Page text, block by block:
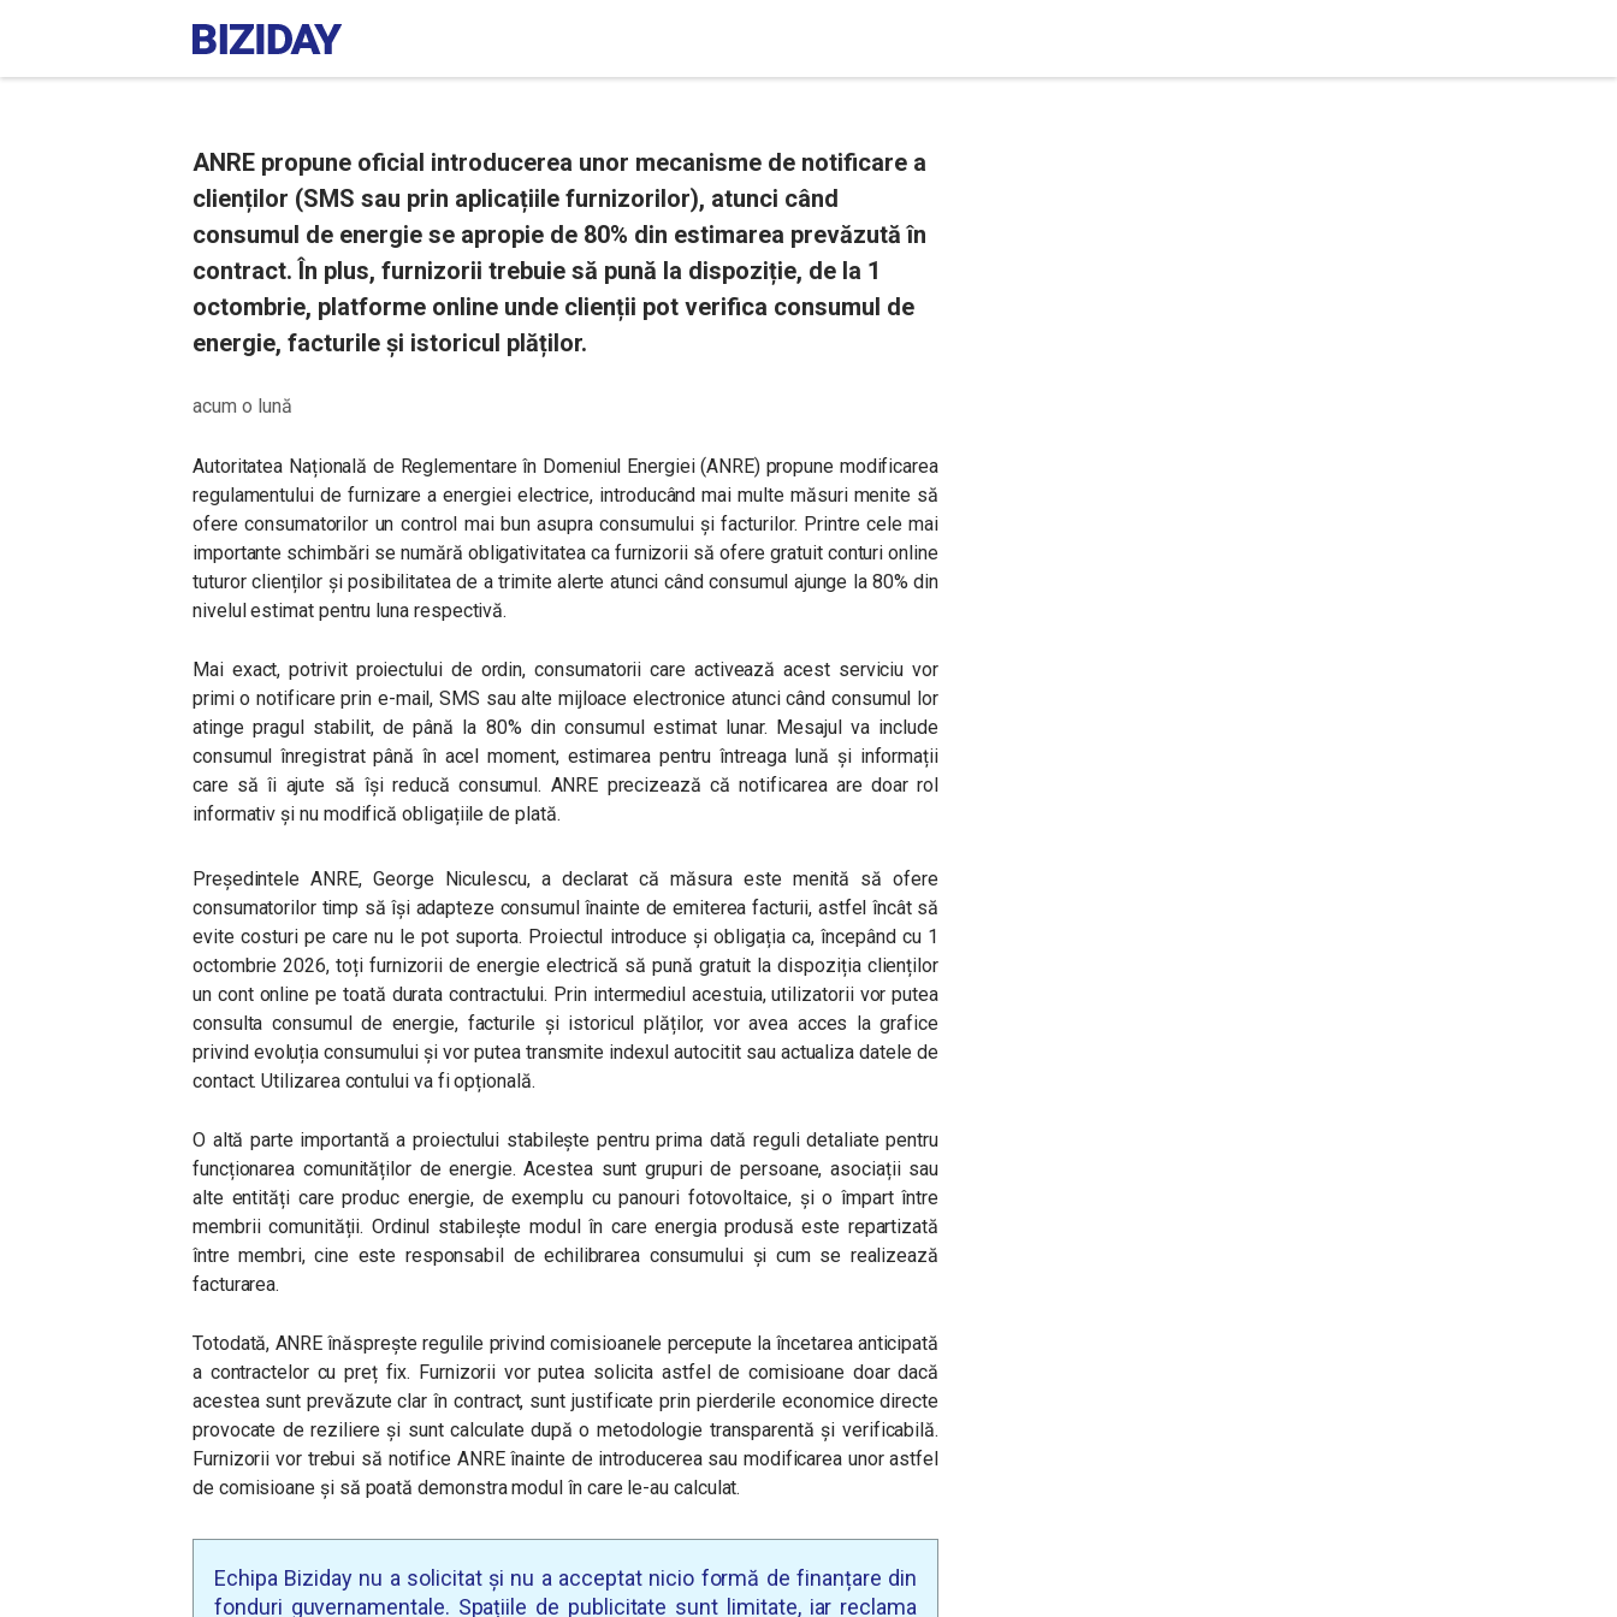
ANRE propune oficial introducerea unor mecanisme de notificare a
clienților (SMS sau prin aplicațiile furnizorilor), atunci când
consumul de energie se apropie de 80% din estimarea prevăzută în
contract. În plus, furnizorii trebuie să pună la dispoziție, de la 1
octombrie, platforme online unde clienții pot verifica consumul de
energie, facturile și istoricul plăților.
acum o lună
Autoritatea Națională de Reglementare în Domeniul Energiei (ANRE) propune modificarea
regulamentului de furnizare a energiei electrice, introducând mai multe măsuri menite să
ofere consumatorilor un control mai bun asupra consumului și facturilor. Printre cele mai
importante schimbări se numără obligativitatea ca furnizorii să ofere gratuit conturi online
tuturor clienților și posibilitatea de a trimite alerte atunci când consumul ajunge la 80% din
nivelul estimat pentru luna respectivă.
Mai exact, potrivit proiectului de ordin, consumatorii care activează acest serviciu vor
primi o notificare prin e-mail, SMS sau alte mijloace electronice atunci când consumul lor
atinge pragul stabilit, de până la 80% din consumul estimat lunar. Mesajul va include
consumul înregistrat până în acel moment, estimarea pentru întreaga lună și informații
care să îi ajute să își reducă consumul. ANRE precizează că notificarea are doar rol
informativ și nu modifică obligațiile de plată.
Președintele ANRE, George Niculescu, a declarat că măsura este menită să ofere
consumatorilor timp să își adapteze consumul înainte de emiterea facturii, astfel încât să
evite costuri pe care nu le pot suporta. Proiectul introduce și obligația ca, începând cu 1
octombrie 2026, toți furnizorii de energie electrică să pună gratuit la dispoziția clienților
un cont online pe toată durata contractului. Prin intermediul acestuia, utilizatorii vor putea
consulta consumul de energie, facturile și istoricul plăților, vor avea acces la grafice
privind evoluția consumului și vor putea transmite indexul autocitit sau actualiza datele de
contact. Utilizarea contului va fi opțională.
O altă parte importantă a proiectului stabilește pentru prima dată reguli detaliate pentru
funcționarea comunităților de energie. Acestea sunt grupuri de persoane, asociații sau
alte entități care produc energie, de exemplu cu panouri fotovoltaice, și o împart între
membrii comunității. Ordinul stabilește modul în care energia produsă este repartizată
între membri, cine este responsabil de echilibrarea consumului și cum se realizează
facturarea.
Totodată, ANRE înăsprește regulile privind comisioanele percepute la încetarea anticipată
a contractelor cu preț fix. Furnizorii vor putea solicita astfel de comisioane doar dacă
acestea sunt prevăzute clar în contract, sunt justificate prin pierderile economice directe
provocate de reziliere și sunt calculate după o metodologie transparentă și verificabilă.
Furnizorii vor trebui să notifice ANRE înainte de introducerea sau modificarea unor astfel
de comisioane și să poată demonstra modul în care le-au calculat.
Echipa Biziday nu a solicitat și nu a acceptat nicio formă de finanțare din
fonduri guvernamentale. Spațiile de publicitate sunt limitate, iar reclama